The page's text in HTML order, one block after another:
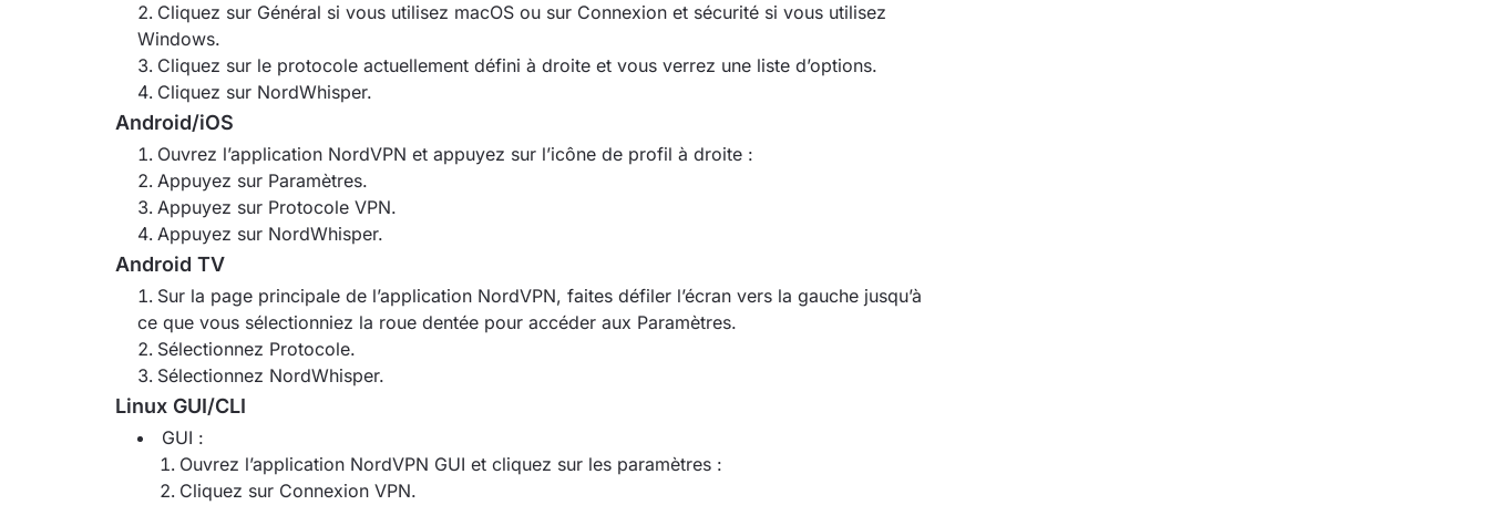
Cliquez sur Général si vous utilisez macOS ou sur Connexion et sécurité si vous utilisez
Windows.
Cliquez sur le protocole actuellement défini à droite et vous verrez une liste d’options.
Cliquez sur NordWhisper.
Android/iOS
Ouvrez l’application NordVPN et appuyez sur l’icône de profil à droite :
Appuyez sur Paramètres.
Appuyez sur Protocole VPN.
Appuyez sur NordWhisper.
Android TV
Sur la page principale de l’application NordVPN, faites défiler l’écran vers la gauche jusqu’à
ce que vous sélectionniez la roue dentée pour accéder aux Paramètres.
Sélectionnez Protocole.
Sélectionnez NordWhisper.
Linux GUI/CLI
GUI :
Ouvrez l’application NordVPN GUI et cliquez sur les paramètres :
Cliquez sur Connexion VPN.